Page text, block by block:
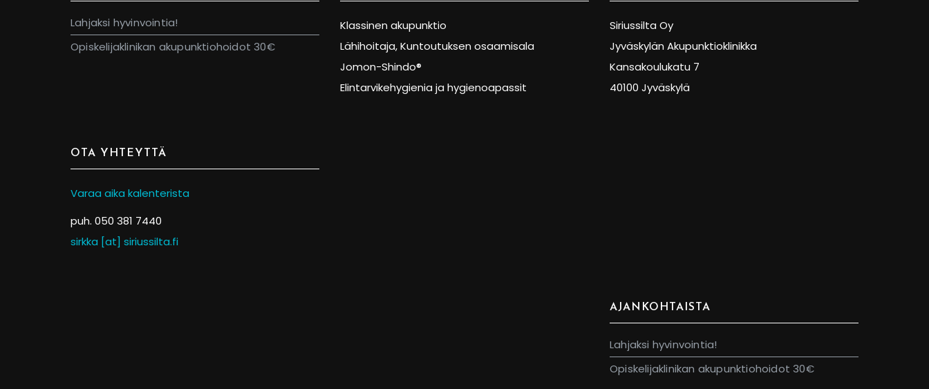
Lahjaksi hyvinvointia!
Opiskelijaklinikan akupunktiohoidot 30€
Klassinen akupunktio
Lähihoitaja, Kuntoutuksen osaamisala
Jomon-Shindo®
Elintarvikehygienia ja hygienoapassit
Siriussilta Oy
Jyväskylän Akupunktioklinikka
Kansakoulukatu 7
40100 Jyväskylä
OTA YHTEYTTÄ
Varaa aika kalenterista
puh. 050 381 7440
sirkka [at] siriussilta.fi
AJANKOHTAISTA
Lahjaksi hyvinvointia!
Opiskelijaklinikan akupunktiohoidot 30€